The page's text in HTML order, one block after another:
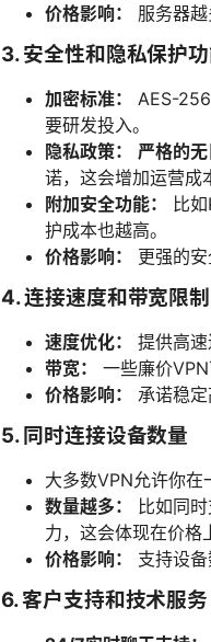
价格影响：
服务器
3. 安全性和隐私保护
加密标准：
AES-
要研发投入。
隐私政策：
严格的
诺，这会增加运营成
附加安全功能：
比
护成本也越高。
价格影响：
更强的
4. 连接速度和带宽限制
速度优化：
提供高
带宽：
一些廉价
价格影响：
承诺稳
5. 同时连接设备数量
大多数VPN允许你
数量越多：
比如同
力，这会体现在价格
价格影响：
支持设
6. 客户支持和技术服务